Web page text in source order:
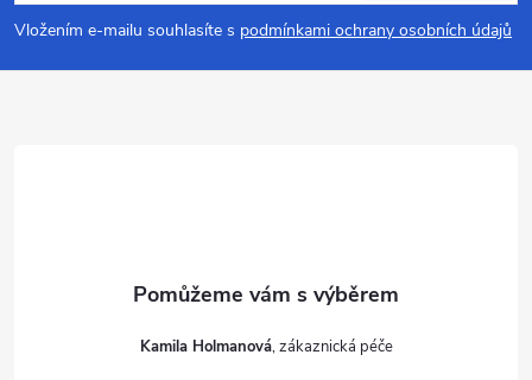
pVložením e-mailu souhlasíte s podmínkami ochrany osobních údajů
Kamila Holmanová